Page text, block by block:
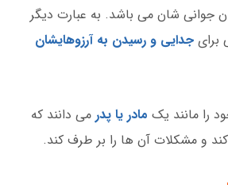
جوانی شان می باشد. به عبارت دیگر
برای جدایی و رسیدن به آرزوهایشان
را مانند یک مادر یا پدر می دانند که
و مشکلات آن ها را بر طرف کند.